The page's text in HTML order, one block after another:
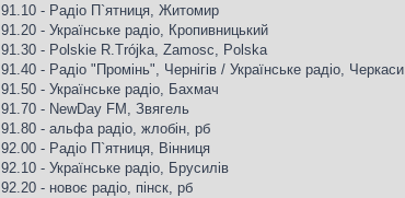
91.10 - Радіо П`ятниця, Житомир
91.20 - Українське радіо, Кропивницький
91.30 - Polskie R.Trójka, Zamosc, Polska
91.40 - Радіо "Промінь", Чернігів / Українське радіо, Черкаси
91.50 - Українське радіо, Бахмач
91.70 - NewDay FM, Звягель
91.80 - альфа радіо, жлобін, рб
92.00 - Радіо П`ятниця, Вінниця
92.10 - Українське радіо, Брусилів
92.20 - новоє радіо, пінск, рб